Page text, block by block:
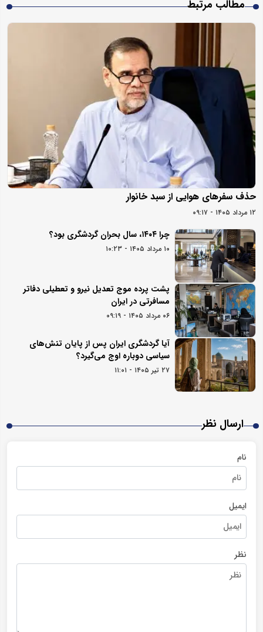
مطالب مرتبط
حذف سفرهای هوایی از سبد خانوار
۱۲ مرداد ۱۴۰۵ - ۰۹:۱۷
چرا ۱۴۰۴، سال بحران گردشگری بود؟
۱۰ مرداد ۱۴۰۵ - ۱۰:۲۳
پشت پرده موج تعدیل نیرو و تعطیلی دفاتر
مسافرتی در ایران
۰۶ مرداد ۱۴۰۵ - ۰۹:۱۹
آیا گردشگری ایران پس از پایان تنش‌های
سیاسی دوباره اوج می‌گیرد؟
۲۷ تیر ۱۴۰۵ - ۱۱:۰۱
ارسال نظر
نام
ایمیل
نظر